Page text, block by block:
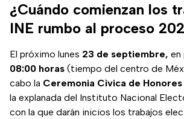
¿Cuándo comienzan los
INE rumbo al proceso
El próximo lunes 23 de septiembre, en
08:00 horas (tiempo del centro de
cabo la Ceremonia Cìvica de Honores
la explanada del Instituto Nacional
con la que darán inicios los trabajos